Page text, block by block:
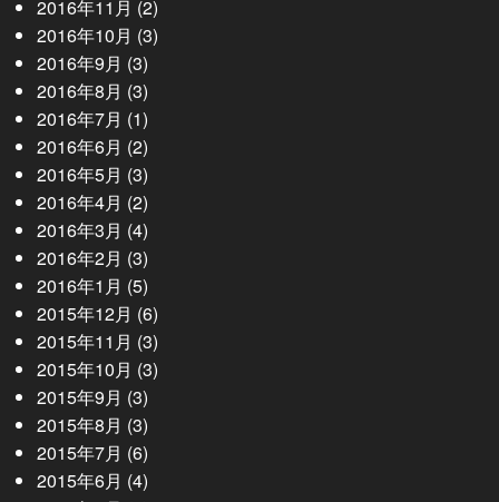
2016年11月 (2)
2016年10月 (3)
2016年9月 (3)
2016年8月 (3)
2016年7月 (1)
2016年6月 (2)
2016年5月 (3)
2016年4月 (2)
2016年3月 (4)
2016年2月 (3)
2016年1月 (5)
2015年12月 (6)
2015年11月 (3)
2015年10月 (3)
2015年9月 (3)
2015年8月 (3)
2015年7月 (6)
2015年6月 (4)